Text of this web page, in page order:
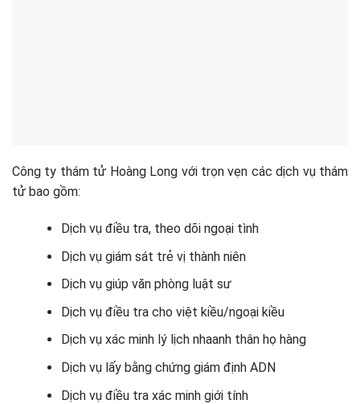
Công ty thám tử Hoàng Long với trọn vẹn các dịch vụ thám
tử bao gồm:
Dịch vụ điều tra, theo dõi ngoại tình
Dịch vụ giám sát trẻ vị thành niên
Dịch vụ giúp văn phòng luật sư
Dịch vụ điều tra cho việt kiều/ngoại kiều
Dịch vụ xác minh lý lịch nhaanh thân họ hàng
Dịch vụ lấy bằng chứng giám định ADN
Dịch vụ điều tra xác minh giới tính